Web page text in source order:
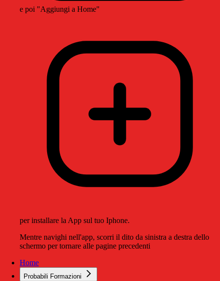
e poi "Aggiungi a Home"
per installare la App sul tuo Iphone.
Mentre navighi nell'app, scorri il dito da sinistra a destra dello
schermo per tornare alle pagine precedenti
Home
Probabili Formazioni